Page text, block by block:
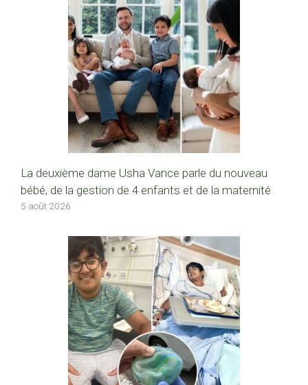
La deuxième dame Usha Vance parle du nouveau
bébé, de la gestion de 4 enfants et de la maternité
5 août 2026